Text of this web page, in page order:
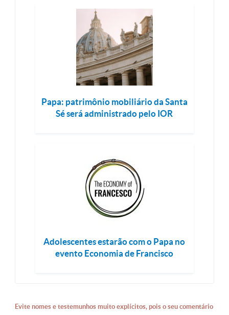
Papa: patrimônio mobiliário da Santa
Sé será administrado pelo IOR
Adolescentes estarão com o Papa no
evento Economia de Francisco
Evite nomes e testemunhos muito explícitos, pois o seu comentário